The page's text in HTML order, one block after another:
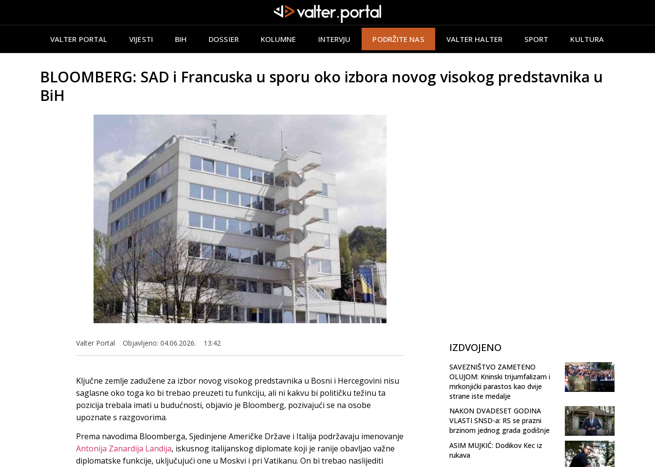
VALTER PORTAL VIJESTI BIH DOSSIER KOLUMNE INTERVJU PODRŽITE NAS VALTER HALTER SPORT KULTURA
BLOOMBERG: SAD i Francuska u sporu oko izbora novog visokog predstavnika u
BiH
Valter Portal Objavljeno: 04.06.2026. 13:42
Ključne zemlje zadužene za izbor novog visokog predstavnika u Bosni i Hercegovini nisu
saglasne oko toga ko bi trebao preuzeti tu funkciju, ali ni kakvu bi političku težinu ta
pozicija trebala imati u budućnosti, objavio je Bloomberg, pozivajući se na osobe
upoznate s razgovorima.
Prema navodima Bloomberga, Sjedinjene Američke Države i Italija podržavaju imenovanje
Antonija Zanardija Landija, iskusnog italijanskog diplomate koji je ranije obavljao važne
diplomatske funkcije, uključujući one u Moskvi i pri Vatikanu. On bi trebao naslijediti
IZDVOJENO
SAVEZNIŠTVO ZAMETENO
OLUJOM: Kninski trijumfalizam i
mrkonjićki parastos kao dvije
strane iste medalje
NAKON DVADESET GODINA
VLASTI SNSD-a: RS se prazni
brzinom jednog grada godišnje
ASIM MUJKIĆ: Dodikov Kec iz
rukava